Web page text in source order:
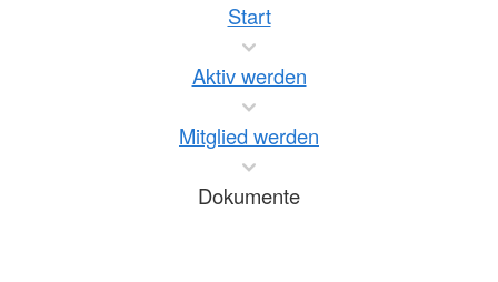
Start
Aktiv werden
Mitglied werden
Dokumente